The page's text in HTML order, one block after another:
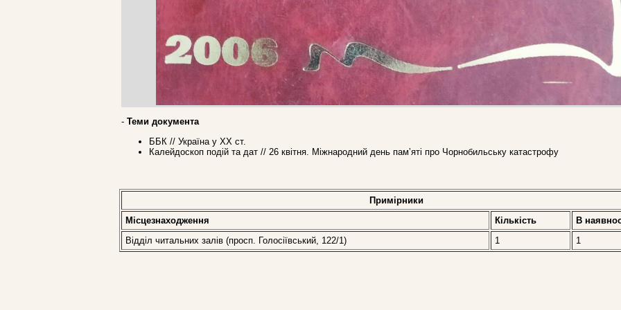
- Теми документа
ББК // Україна у ХХ ст.
Калейдоскоп подій та дат // 26 квітня. Міжнародний день памʼяті про Чорнобильську катастрофу
Примірники
Місцезнаходження
Кількість
В
Відділ читальних залів (просп. Голосіївський, 122/1)
1 1